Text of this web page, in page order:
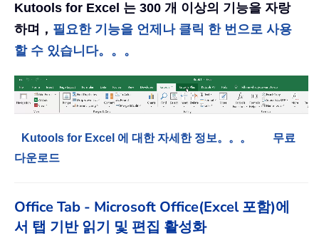
Kutools for Excel 는 300 개 이상의 기능을 자랑
하며， 필요한 기능을 언제나 클릭 한 번으로 사용
할 수 있습니다。。。
Kutools for Excel 에 대한 자세한 정보。。。
무료
다운로드
Office Tab - Microsoft Office(Excel 포함)에
서 탭 기반 읽기 및 편집 활성화